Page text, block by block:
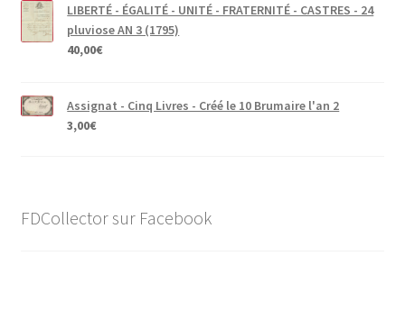
LIBERTÉ - ÉGALITÉ - UNITÉ - FRATERNITÉ - CASTRES - 24
pluviose AN 3 (1795)
40,00€
Assignat - Cinq Livres - Créé le 10 Brumaire l'an 2
3,00€
FDCollector sur Facebook